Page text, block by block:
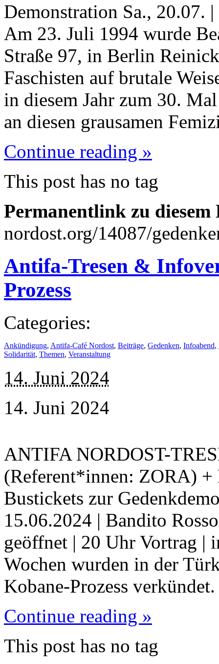
Demonstration Sa., 20.07.
Am 23. Juli 1994 wurde
Straße 97, in Berlin
Faschisten auf brutale
in diesem Jahr zum 30.
an diesen grausamen
Continue reading »
This post has no tag
Permanentlink zu
nordost.org/14087/
Antifa-Tresen &
Prozess
Categories:
Ankündigung, Antifa-Café Nordost, Beiträge, Gedenken, Infoabend,
Solidarität, Themen, Veranstaltung
14. Juni 2024
14. Juni 2024
ANTIFA NORDOST-
(Referent*innen: ZORA)
Bustickets zur
15.06.2024 | Bandito
geöffnet | 20 Uhr Vortrag |
Wochen wurden in der
Kobane-Prozess
Continue reading »
This post has no tag